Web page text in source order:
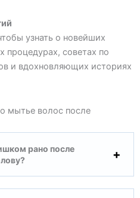
узнать о новейших
процедурах, советах по
и вдохновляющих историях
мытье волос после
рано после